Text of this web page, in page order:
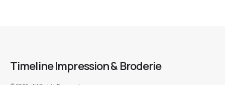
Timeline Impression & Broderie